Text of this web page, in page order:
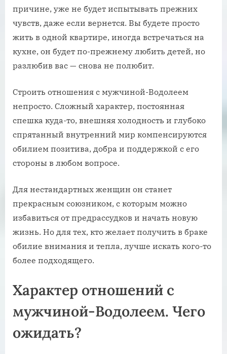
причине, уже не будет испытывать прежних
чувств, даже если вернется. Вы будете просто
жить в одной квартире, иногда встречаться на
кухне, он будет по-прежнему любить детей, но
разлюбив вас — снова не полюбит.
Строить отношения с мужчиной-Водолеем
непросто. Сложный характер, постоянная
спешка куда-то, внешняя холодность и глубоко
спрятанный внутренний мир компенсируются
обилием позитива, добра и поддержкой с его
стороны в любом вопросе.
Для нестандартных женщин он станет
прекрасным союзником, с которым можно
избавиться от предрассудков и начать новую
жизнь. Но для тех, кто желает получить в браке
обилие внимания и тепла, лучше искать кого-то
более подходящего.
Характер отношений с
мужчиной-Водолеем. Чего
ожидать?